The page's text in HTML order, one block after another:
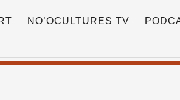
NO’OCULTURES TV